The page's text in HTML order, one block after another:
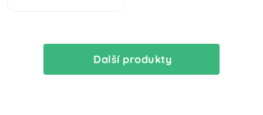
Další produkty